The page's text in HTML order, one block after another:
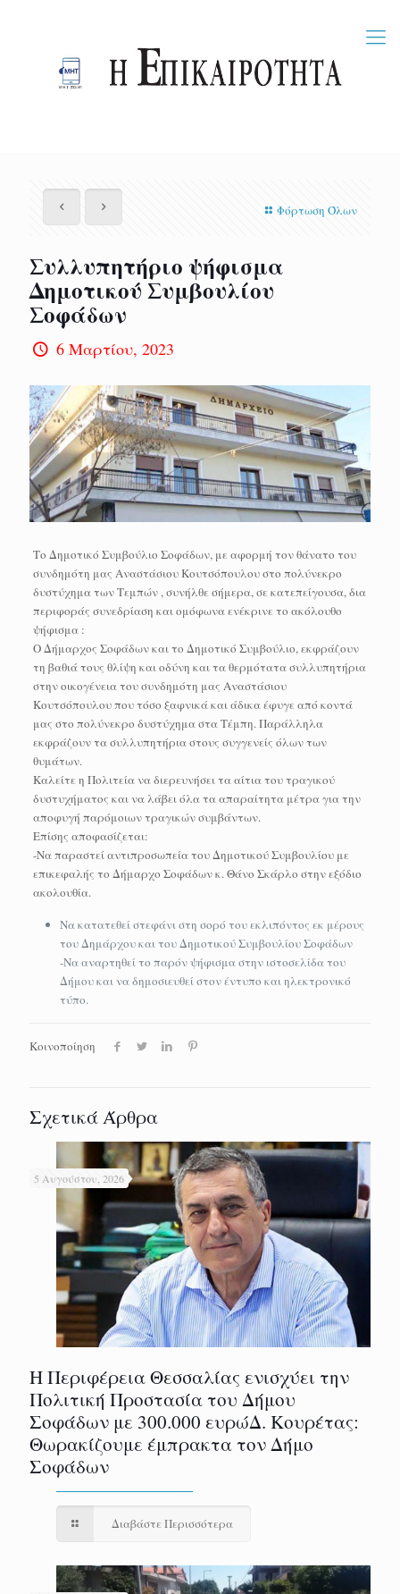
Φόρτωση Όλων
Συλλυπητήριο ψήφισμα
Δημοτικού Συμβουλίου
Σοφάδων
6 Μαρτίου, 2023
Το Δημοτικό Συμβούλιο Σοφάδων, με αφορμή τον θάνατο του
συνδημότη μας Αναστάσιου Κουτσόπουλου στο πολύνεκρο
δυστύχημα των Τεμπών , συνήλθε σήμερα, σε κατεπείγουσα, δια
περιφοράς συνεδρίαση και ομόφωνα ενέκρινε το ακόλουθο
ψήφισμα :
Ο Δήμαρχος Σοφάδων και το Δημοτικό Συμβούλιο, εκφράζουν
τη βαθιά τους θλίψη και οδύνη και τα θερμότατα συλλυπητήρια
στην οικογένεια του συνδημότη μας Αναστάσιου
Κουτσόπουλου που τόσο ξαφνικά και άδικα έφυγε από κοντά
μας στο πολύνεκρο δυστύχημα στα Τέμπη. Παράλληλα
εκφράζουν τα συλλυπητήρια στους συγγενείς όλων των
θυμάτων.
Καλείτε η Πολιτεία να διερευνήσει τα αίτια του τραγικού
δυστυχήματος και να λάβει όλα τα απαραίτητα μέτρα για την
αποφυγή παρόμοιων τραγικών συμβάντων.
Επίσης αποφασίζεται:
-Να παραστεί αντιπροσωπεία του Δημοτικού Συμβουλίου με
επικεφαλής το Δήμαρχο Σοφάδων κ. Θάνο Σκάρλο στην εξόδιο
ακολουθία.
Να κατατεθεί στεφάνι στη σορό του εκλιπόντος εκ μέρους
του Δημάρχου και του Δημοτικού Συμβουλίου Σοφάδων
-Να αναρτηθεί το παρόν ψήφισμα στην ιστοσελίδα του
Δήμου και να δημοσιευθεί στον έντυπο και ηλεκτρονικό
τύπο.
Κοινοποίηση
Σχετικά Άρθρα
5 Αυγούστου, 2026
Η Περιφέρεια Θεσσαλίας ενισχύει την
Πολιτική Προστασία του Δήμου
Σοφάδων με 300.000 ευρώΔ. Κουρέτας:
Θωρακίζουμε έμπρακτα τον Δήμο
Σοφάδων
Διαβάστε Περισσότερα